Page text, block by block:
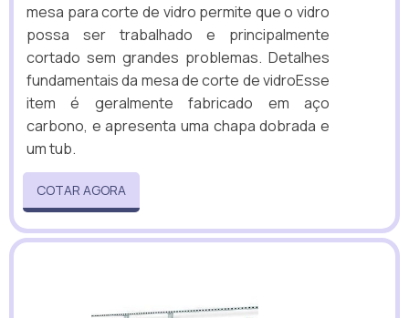
mesa para corte de vidro permite que o vidro
possa ser trabalhado e principalmente
cortado sem grandes problemas. Detalhes
fundamentais da mesa de corte de vidroEsse
item é geralmente fabricado em aço
carbono, e apresenta uma chapa dobrada e
um tub.
COTAR AGORA